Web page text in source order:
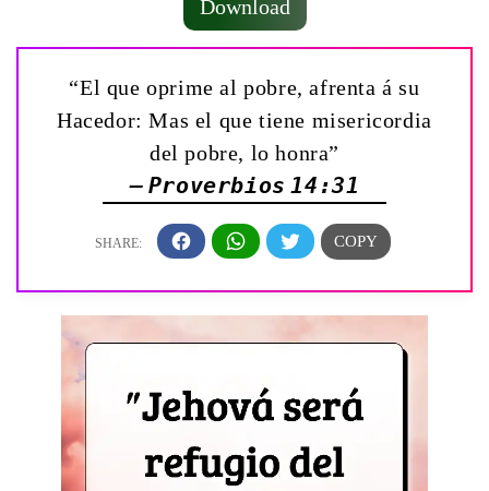
Download
“El que oprime al pobre, afrenta á su
Hacedor: Mas el que tiene misericordia
del pobre, lo honra”
— Proverbios 14:31